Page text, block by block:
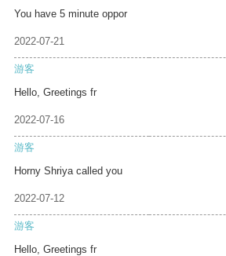
You have 5 minute oppor
2022-07-21
游客
Hello, Greetings fr
2022-07-16
游客
Horny Shriya called you
2022-07-12
游客
Hello, Greetings fr